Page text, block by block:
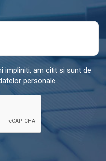
impliniti, am citit si sunt de
personale.